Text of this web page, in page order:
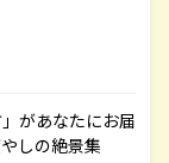
があなたにお届
しの絶景集